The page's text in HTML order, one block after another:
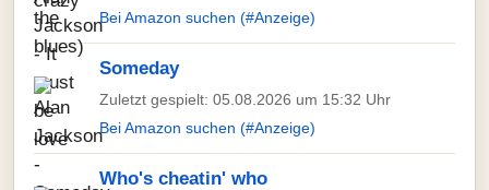
Bei Amazon suchen (#Anzeige)
Someday
Zuletzt gespielt: 05.08.2026 um 15:32 Uhr
Bei Amazon suchen (#Anzeige)
Who's cheatin' who